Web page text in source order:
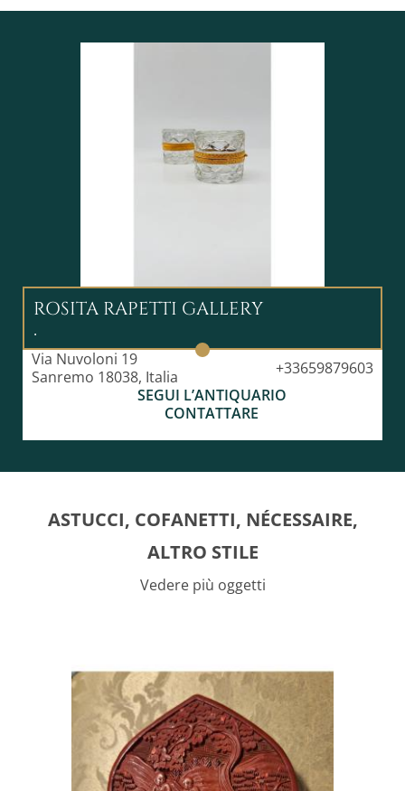
ROSITA RAPETTI GALLERY
.
Via Nuvoloni 19
Sanremo 18038, Italia
+33659879603
SEGUI L’ANTIQUARIO
CONTATTARE
ASTUCCI, COFANETTI, NÉCESSAIRE,
ALTRO STILE
Vedere più oggetti